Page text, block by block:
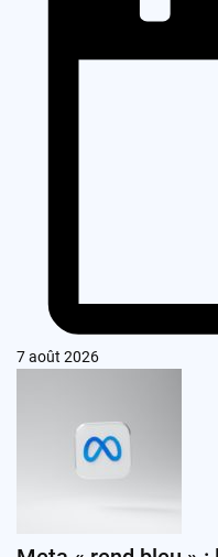
7 août 2026